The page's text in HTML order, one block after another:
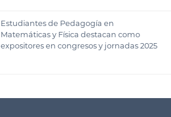
Estudiantes de Pedagogía en
Matemáticas y Física destacan como
expositores en congresos y jornadas 2025